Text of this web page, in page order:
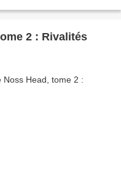
2 : Rivalités